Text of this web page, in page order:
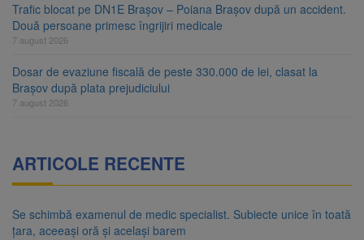
Trafic blocat pe DN1E Brașov – Poiana Brașov după un accident.
Două persoane primesc îngrijiri medicale
7 august 2026
Dosar de evaziune fiscală de peste 330.000 de lei, clasat la
Brașov după plata prejudiciului
7 august 2026
ARTICOLE RECENTE
Se schimbă examenul de medic specialist. Subiecte unice în toată
țara, aceeași oră și același barem